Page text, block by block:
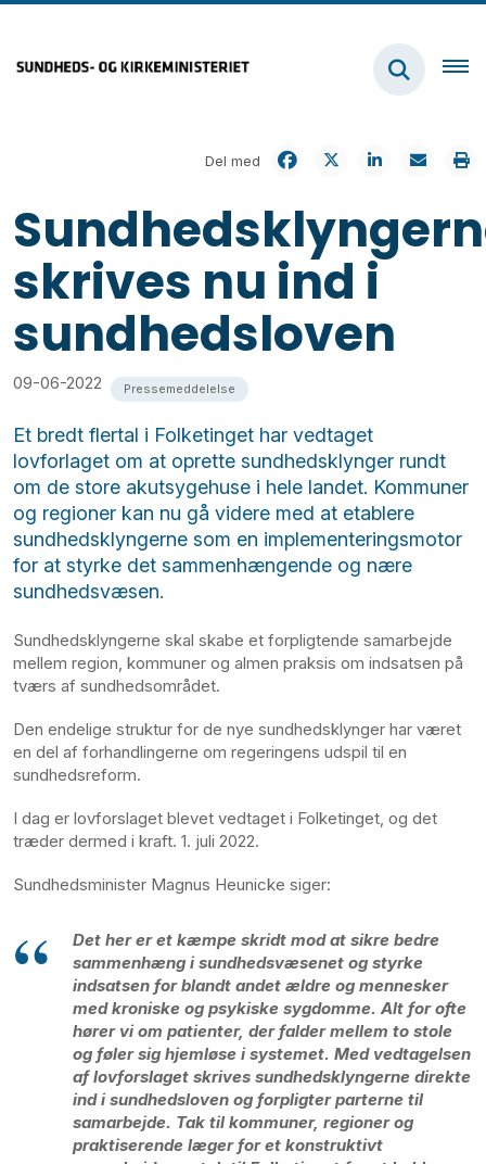
Del med
skrives nu ind i
sundhedsloven
09-06-2022 Pressemeddelelse
Et bredt flertal i Folketinget har vedtaget
lovforlaget om at oprette sundhedsklynger rundt
om de store akutsygehuse i hele landet. Kommuner
og regioner kan nu gå videre med at etablere
sundhedsklyngerne som en implementeringsmotor
for at styrke det sammenhængende og nære
sundhedsvæsen.
Sundhedsklyngerne skal skabe et forpligtende samarbejde
mellem region, kommuner og almen praksis om indsatsen på
tværs af sundhedsområdet.
Den endelige struktur for de nye sundhedsklynger har været
en del af forhandlingerne om regeringens udspil til en
sundhedsreform.
I dag er lovforslaget blevet vedtaget i Folketinget, og det
træder dermed i kraft. 1. juli 2022.
Sundhedsminister Magnus Heunicke siger:
Det her er et kæmpe skridt mod at sikre bedre
sammenhæng i sundhedsvæsenet og styrke
indsatsen for blandt andet ældre og mennesker
med kroniske og psykiske sygdomme. Alt for ofte
hører vi om patienter, der falder mellem to stole
og føler sig hjemløse i systemet. Med vedtagelsen
af lovforslaget skrives sundhedsklyngerne direkte
ind i sundhedsloven og forpligter parterne til
samarbejde. Tak til kommuner, regioner og
praktiserende læger for et konstruktivt